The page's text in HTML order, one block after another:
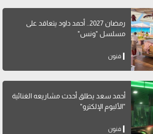
رمضان 2027.. أحمد داود يتعاقد على
مسلسل "ونس"
فنون
أحمد سعد يطلق أحدث مشاريعه الغنائية
"الألبوم الإلكترو"
فنون